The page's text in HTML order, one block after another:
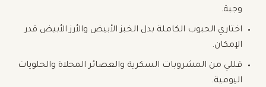
وجبة.
اختاري الحبوب الكاملة بدل الخبز الأبيض والأرز الأبيض قدر
الإمكان.
قللي من المشروبات السكرية والعصائر المحلاة والحلويات
اليومية.